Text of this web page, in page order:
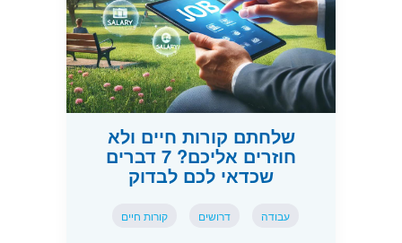
שלחתם קורות חיים ולא
חוזרים אליכם? 7 דברים
שכדאי לכם לבדוק
עבודה דרושים קורות חיים